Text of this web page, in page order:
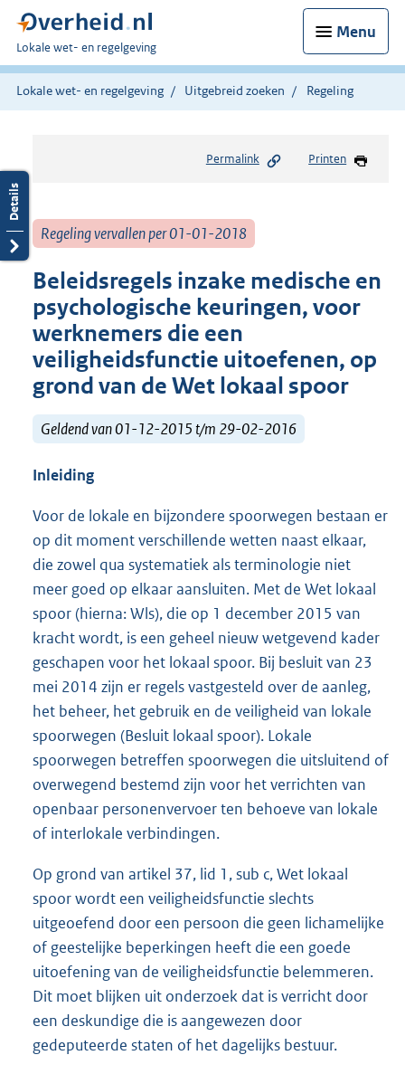
Menu
U
bent
hier:
Lokale wet- en regelgeving
Lokale wet- en regelgeving Uitgebreid zoeken Regeling
Permalink Printen
Regeling vervallen per 01-01-2018
Beleidsregels inzake medische en
psychologische keuringen, voor
werknemers die een
veiligheidsfunctie uitoefenen, op
grond van de Wet lokaal spoor
Geldend van 01-12-2015 t/m 29-02-2016
Inleiding
Voor de lokale en bijzondere spoorwegen bestaan er
op dit moment verschillende wetten naast elkaar,
die zowel qua systematiek als terminologie niet
meer goed op elkaar aansluiten. Met de Wet lokaal
spoor (hierna: Wls), die op 1 december 2015 van
kracht wordt, is een geheel nieuw wetgevend kader
geschapen voor het lokaal spoor. Bij besluit van 23
mei 2014 zijn er regels vastgesteld over de aanleg,
het beheer, het gebruik en de veiligheid van lokale
spoorwegen (Besluit lokaal spoor). Lokale
spoorwegen betreffen spoorwegen die uitsluitend of
overwegend bestemd zijn voor het verrichten van
openbaar personenvervoer ten behoeve van lokale
of interlokale verbindingen.
Op grond van artikel 37, lid 1, sub c, Wet lokaal
spoor wordt een veiligheidsfunctie slechts
uitgeoefend door een persoon die geen lichamelijke
of geestelijke beperkingen heeft die een goede
uitoefening van de veiligheidsfunctie belemmeren.
Dit moet blijken uit onderzoek dat is verricht door
een deskundige die is aangewezen door
gedeputeerde staten of het dagelijks bestuur.